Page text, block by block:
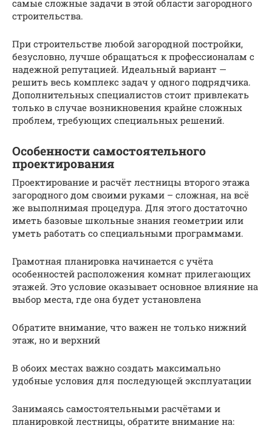
самые сложные задачи в этой области загородного
строительства.
При строительстве любой загородной постройки,
безусловно, лучше обращаться к профессионалам с
надежной репутацией. Идеальный вариант —
решить весь комплекс задач у одного подрядчика.
Дополнительных специалистов стоит привлекать
только в случае возникновения крайне сложных
проблем, требующих специальных решений.
Особенности самостоятельного
проектирования
Проектирование и расчёт лестницы второго этажа
загородного дом своими руками – сложная, на всё
же выполнимая процедура. Для этого достаточно
иметь базовые школьные знания геометрии или
уметь работать со специальными программами.
Грамотная планировка начинается с учёта
особенностей расположения комнат прилегающих
этажей. Это условие оказывает основное влияние на
выбор места, где она будет установлена
Обратите внимание, что важен не только нижний
этаж, но и верхний
В обоих местах важно создать максимально
удобные условия для последующей эксплуатации
Занимаясь самостоятельными расчётами и
планировкой лестницы, обратите внимание на: